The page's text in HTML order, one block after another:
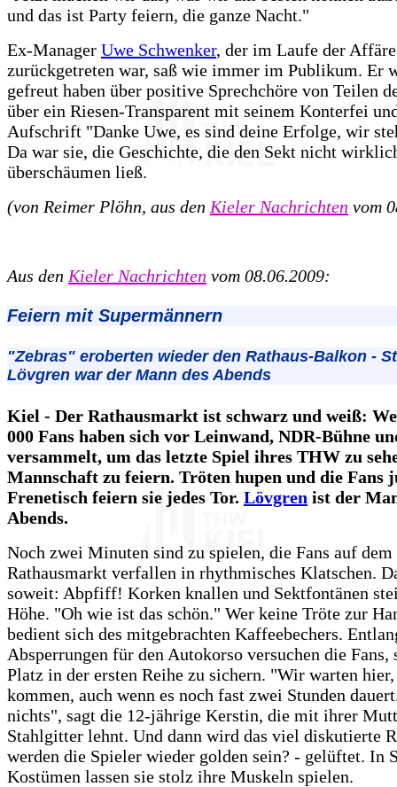
und das ist Party feiern, die ganze Nacht."
Ex-Manager Uwe Schwenker, der im Laufe der Affäre
zurückgetreten war, saß wie immer im Publikum. Er
gefreut haben über positive Sprechchöre von Teilen
über ein Riesen-Transparent mit seinem Konterfei
Aufschrift "Danke Uwe, es sind deine Erfolge, wir
Da war sie, die Geschichte, die den Sekt nicht
überschäumen ließ.
(von Reimer Plöhn, aus den Kieler Nachrichten vom
Aus den Kieler Nachrichten vom 08.06.2009:
Feiern mit Supermännern
"Zebras" eroberten wieder den Rathaus-Balkon -
Lövgren war der Mann des Abends
Kiel - Der Rathausmarkt ist schwarz und weiß:
000 Fans haben sich vor Leinwand, NDR-Bühne
versammelt, um das letzte Spiel ihres THW zu
Mannschaft zu feiern. Tröten hupen und die Fans
Frenetisch feiern sie jedes Tor. Lövgren ist der
Abends.
Noch zwei Minuten sind zu spielen, die Fans auf dem
Rathausmarkt verfallen in rhythmisches Klatschen.
soweit: Abpfiff! Korken knallen und Sektfontänen
Höhe. "Oh wie ist das schön." Wer keine Tröte zur
bedient sich des mitgebrachten Kaffeebechers.
Absperrungen für den Autokorso versuchen die Fans,
Platz in der ersten Reihe zu sichern. "Wir warten
kommen, auch wenn es noch fast zwei Stunden
nichts", sagt die 12-jährige Kerstin, die mit ihrer
Stahlgitter lehnt. Und dann wird das viel diskutierte
werden die Spieler wieder golden sein? - gelüftet. In
Kostümen lassen sie stolz ihre Muskeln spielen.